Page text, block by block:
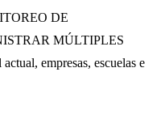
DE
MÚLTIPLES
empresas, escuelas e